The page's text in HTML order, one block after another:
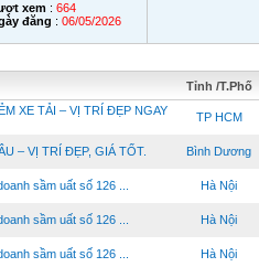
xem : 664
đăng : 06/05/2026
Tỉnh /T.Phố
XE TẢI – VỊ TRÍ ĐẸP NGAY
TP HCM
– VỊ TRÍ ĐẸP, GIÁ TỐT. Bình Dương
sầm uất số 126 ... Hà Nội
sầm uất số 126 ... Hà Nội
sầm uất số 126 ... Hà Nội